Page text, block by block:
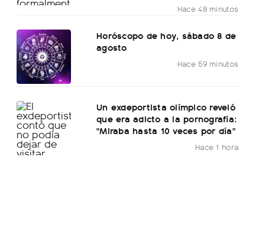
Hace 48 minutos
Horóscopo de hoy, sábado 8 de
agosto
Hace 59 minutos
Un exdeportista olímpico reveló
que era adicto a la pornografía:
"Miraba hasta 10 veces por día"
Hace 1 hora